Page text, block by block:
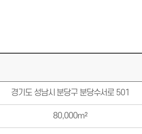
경기도 성남시 분당구 분당수서로 501
80,000m²